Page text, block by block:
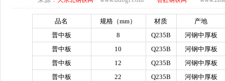
品名 规格（mm） 材质
产地
普中板
8 Q235B
河钢中厚板
普中板
10 Q235B
河钢中厚板
普中板
12 Q235B
河钢中厚板
普中板
22 Q235B
河钢中厚板